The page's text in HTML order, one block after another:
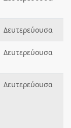
Δευτερεύουσα
Δευτερεύουσα
Δευτερεύουσα